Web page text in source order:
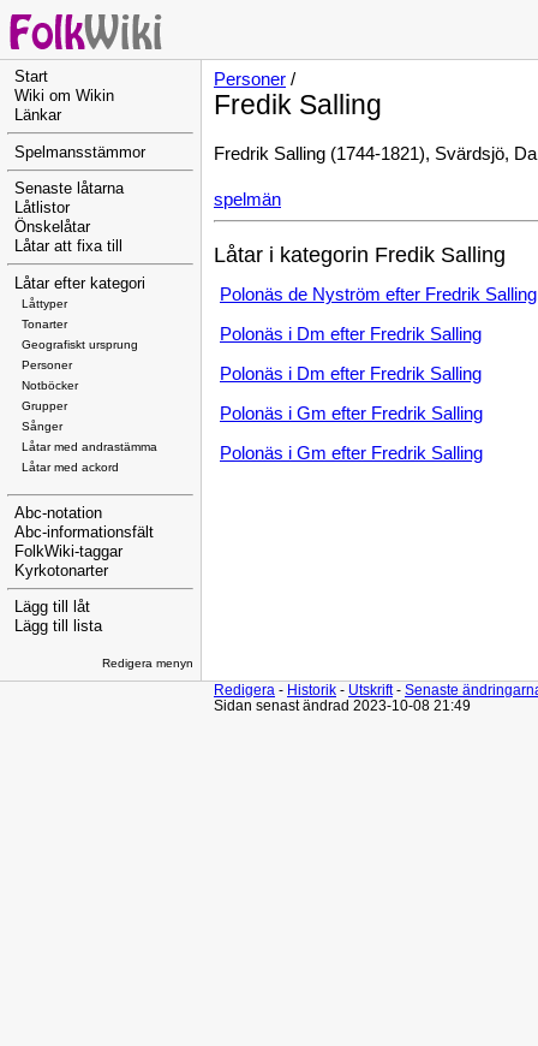
Start
Wiki om Wikin
Länkar
Spelmansstämmor
Senaste låtarna
Låtlistor
Önskelåtar
Låtar att fixa till
Låtar efter kategori
Låttyper
Tonarter
Geografiskt ursprung
Personer
Notböcker
Grupper
Sånger
Låtar med andrastämma
Låtar med ackord
Abc-notation
Abc-informationsfält
FolkWiki-taggar
Kyrkotonarter
Lägg till låt
Lägg till lista
Redigera menyn
Personer /
Fredik Salling
Fredrik Salling (1744-1821), Svärdsjö,
spelmän
Låtar i kategorin Fredik Salling
Polonäs de Nyström efter Fredrik Salling
Polonäs i Dm efter Fredrik Salling
Polonäs i Dm efter Fredrik Salling
Polonäs i Gm efter Fredrik Salling
Polonäs i Gm efter Fredrik Salling
Redigera - Historik - Utskrift- Senaste
Sidan senast ändrad 2023-10-08 21:49